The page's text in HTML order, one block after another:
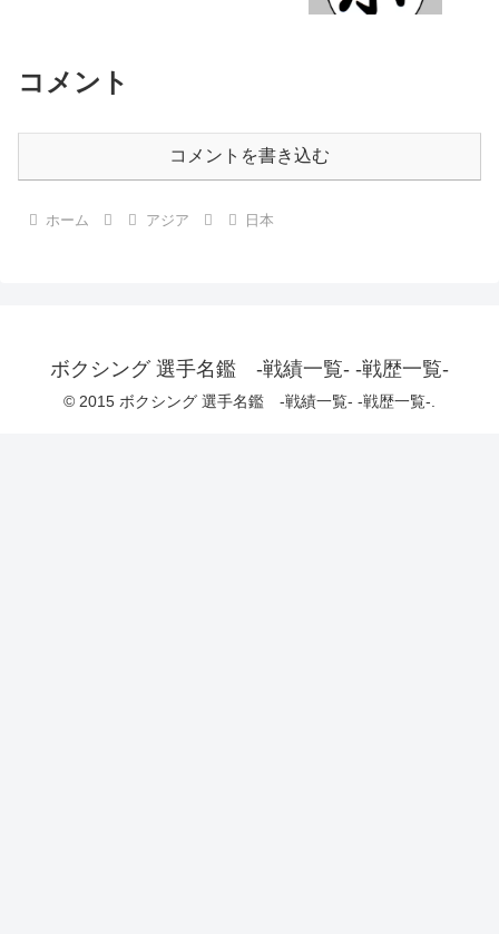
コメント
コメントを書き込む
ホーム アジア 日本
ボクシング 選手名鑑 -戦績一覧- -戦歴一覧-
© 2015 ボクシング 選手名鑑 -戦績一覧- -戦歴一覧-.